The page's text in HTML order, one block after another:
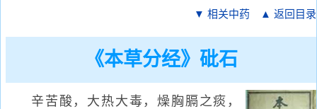
▼ 相关中药 ▲ 返回目录
《本草分经》砒石
辛苦酸，大热大毒，燥胸膈之痰，